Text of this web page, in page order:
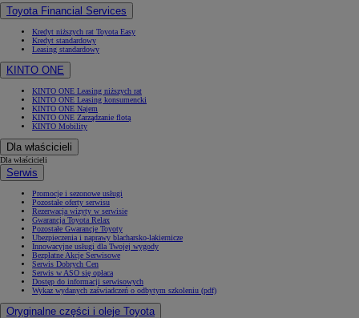
Toyota Financial Services
Kredyt niższych rat Toyota Easy
Kredyt standardowy
Leasing standardowy
KINTO ONE
KINTO ONE Leasing niższych rat
KINTO ONE Leasing konsumencki
KINTO ONE Najem
KINTO ONE Zarządzanie flotą
KINTO Mobility
Dla właścicieli
Dla właścicieli
Serwis
Promocje i sezonowe usługi
Pozostałe oferty serwisu
Rezerwacja wizyty w serwisie
Gwarancja Toyota Relax
Pozostałe Gwarancje Toyoty
Ubezpieczenia i naprawy blacharsko-lakiernicze
Innowacyjne usługi dla Twojej wygody
Bezpłatne Akcje Serwisowe
Serwis Dobrych Cen
Serwis w ASO się opłaca
Dostęp do informacji serwisowych
Wykaz wydanych zaświadczeń o odbytym szkoleniu (pdf)
Oryginalne części i oleje Toyota